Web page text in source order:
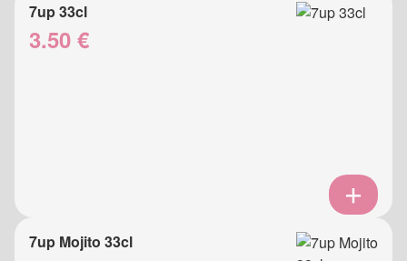
7up 33cl
3.50 €
7up Mojito 33cl